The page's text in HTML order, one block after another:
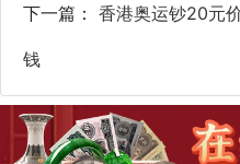
下一篇： 香港奥运钞20元
钱